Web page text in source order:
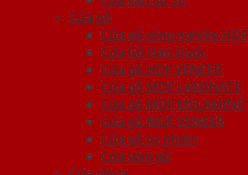
Cửa gỗ
Cửa gỗ công nghiệp HDF
Cửa Gỗ Hàn Quốc
Cửa gỗ HDF VENEER
Cửa gỗ MDF LAMINATE
Cửa gỗ MDF MELAMINE
Cửa gỗ MDF VENEER
Cửa gỗ tự nhiên
Cửa vòm gỗ